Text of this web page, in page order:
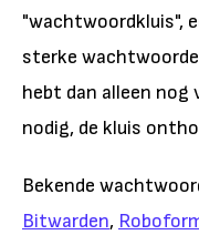
"wachtwoordkluis",
sterke
hebt dan alleen
nodig, de kluis
Bekende
Bitwarden,